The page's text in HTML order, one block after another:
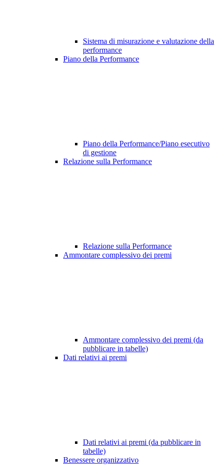
Sistema di misurazione e valutazione della
performance
Piano della Performance
Piano della Performance/Piano esecutivo
di gestione
Relazione sulla Performance
Relazione sulla Performance
Ammontare complessivo dei premi
Ammontare complessivo dei premi (da
pubblicare in tabelle)
Dati relativi ai premi
Dati relativi ai premi (da pubblicare in
tabelle)
Benessere organizzativo